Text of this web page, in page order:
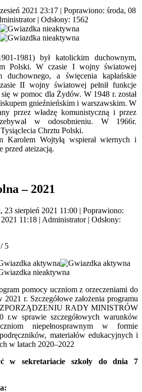
2021 23:17 | Poprawiono: środa, 08
| Odsłony: 1562
1981) był katolickim duchownym,
Polski. W czasie I wojny światowej
duchownego, a święcenia kapłańskie
II wojny światowej pełnił funkcje
w pomoc dla Żydów. W 1948 r. został
gnieźnieńskim i warszawskim. W
przez władzę komunistyczną i przez
w odosobnieniu. W 1966r.
Chrztu Polski.
Karolem Wojtyłą wspierał wiernych i
przed ateizacją.
– 2021
23 sierpień 2021 11:00 | Poprawiono:
11:18 | Administrator| Odsłony:
/ 5
pomocy uczniom z orzeczeniami do
2021 r. Szczegółowe założenia programu
RADY MINISTRÓW
r.w sprawie szczegółowych warunków
niepełnosprawnym w formie
materiałów edukacyjnych i
w latach 2020–2022
w sekretariacie szkoły do dnia 7